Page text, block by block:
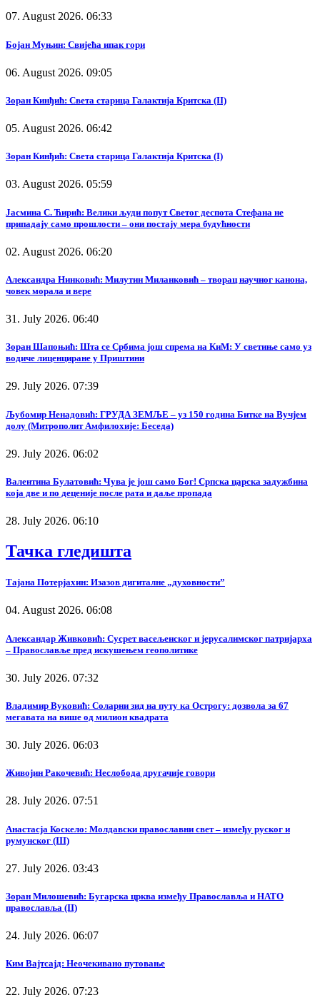
07. August 2026. 06:33
Бојан Муњин: Свијећа ипак гори
06. August 2026. 09:05
Зоран Кинђић: Света старица Галактија Критска (II)
05. August 2026. 06:42
Зоран Кинђић: Света старица Галактија Критска (I)
03. August 2026. 05:59
Јасмина С. Ћирић: Велики људи попут Светог деспота Стефана не
припадају само прошлости – они постају мера будућности
02. August 2026. 06:20
Александра Нинковић: Милутин Миланковић – творац научног канона,
човек морала и вере
31. July 2026. 06:40
Зоран Шапоњић: Шта се Србима још спрема на КиМ: У светиње само уз
водиче лиценциране у Приштини
29. July 2026. 07:39
Љубомир Ненадовић: ГРУДА ЗЕМЉЕ – уз 150 година Битке на Вучјем
долу (Митрополит Амфилохије: Беседа)
29. July 2026. 06:02
Валентина Булатовић: Чува је још само Бог! Српска царска задужбина
која две и по деценије после рата и даље пропада
28. July 2026. 06:10
Тачка гледишта
Тајана Потерјахин: Изазов дигиталне „духовности”
04. August 2026. 06:08
Александар Живковић: Сусрет васељенског и јерусалимског патријарха
– Православље пред искушењем геополитике
30. July 2026. 07:32
Владимир Вуковић: Соларни зид на путу ка Острогу: дозвола за 67
мегавата на више од милион квадрата
30. July 2026. 06:03
Живојин Ракочевић: Неслобода другачије говори
28. July 2026. 07:51
Анастасја Коскело: Молдавски православни свет – између руског и
румунског (III)
27. July 2026. 03:43
Зоран Милошевић: Бугарска црква између Православља и НАТО
православља (II)
24. July 2026. 06:07
Ким Вајтсајд: Неочекивано путовање
22. July 2026. 07:23